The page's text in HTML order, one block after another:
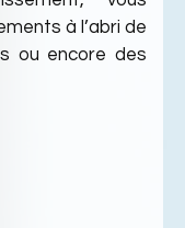
à l’abri de
ou encore des